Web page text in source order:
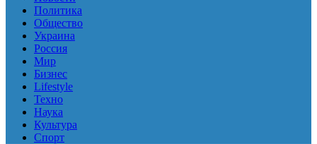
Политика
Общество
Украина
Россия
Мир
Бизнес
Lifestyle
Техно
Наука
Культура
Спорт